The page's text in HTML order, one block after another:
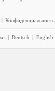
| Конфиденциальность
| Deutsch | English